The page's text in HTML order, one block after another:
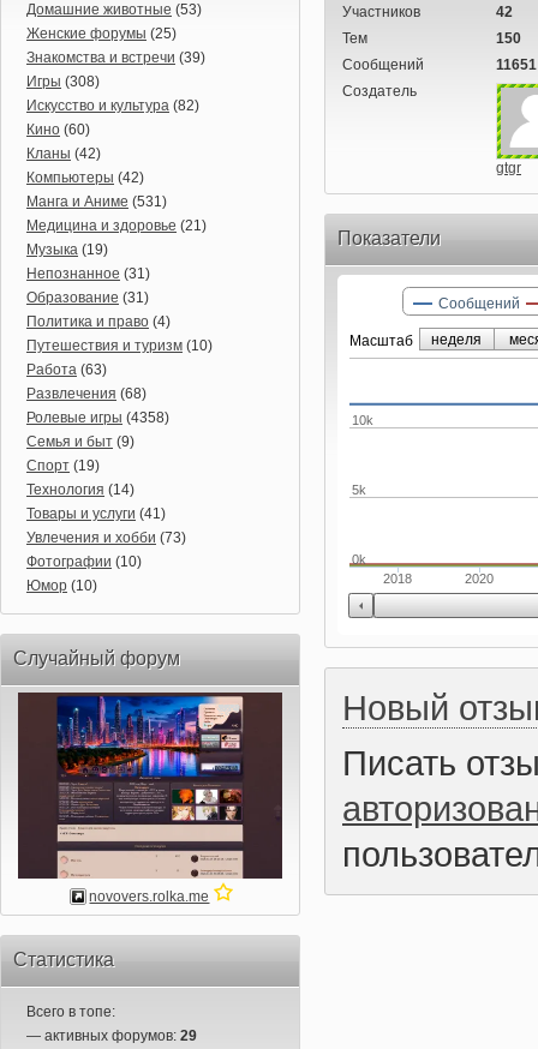
Домашние животные (53)
Женские форумы (25)
Знакомства и встречи (39)
Игры (308)
Искусство и культура (82)
Кино (60)
Кланы (42)
Компьютеры (42)
Манга и Аниме (531)
Медицина и здоровье (21)
Музыка (19)
Непознанное (31)
Образование (31)
Политика и право (4)
Путешествия и туризм (10)
Работа (63)
Развлечения (68)
Ролевые игры (4358)
Семья и быт (9)
Спорт (19)
Технология (14)
Товары и услуги (41)
Увлечения и хобби (73)
Фотографии (10)
Юмор (10)
Случайный форум
novovers.rolka.me
Статистика
Всего в топе:
— активных форумов: 29
Участников
42
Тем
150
Сообщений
11651
Создатель
gtgr
Показатели
Маcштаб
2018 2020
0k
5k
10k
Сообщений
неделя
Новый
Писать